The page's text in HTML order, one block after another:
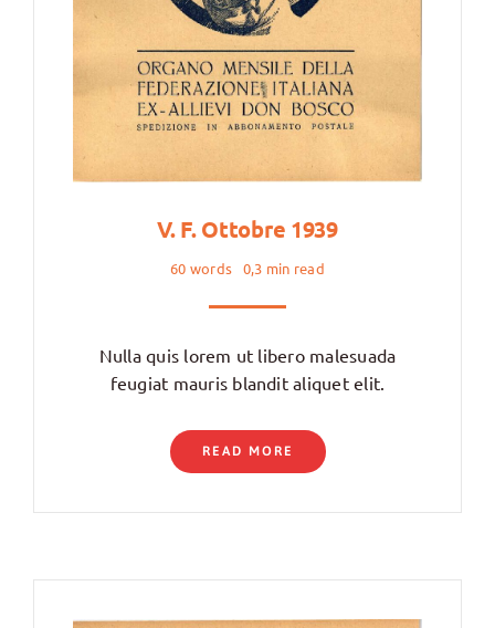
V. F. Ottobre 1939
60 words 0,3 min read
Nulla quis lorem ut libero malesuada
feugiat mauris blandit aliquet elit.
READ MORE